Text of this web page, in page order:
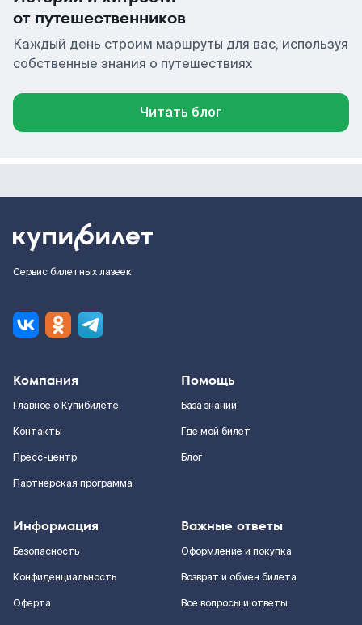
от путешественников
Каждый день строим маршруты для вас, используя
собственные знания о путешествиях
Читать блог
Сервис билетных лазеек
Компания
Главное о Купибилете
Контакты
Пресс-центр
Партнерская программа
Помощь
База знаний
Где мой билет
Блог
Информация
Безопасность
Конфиденциальность
Оферта
Важные ответы
Оформление и покупка
Возврат и обмен билета
Все вопросы и ответы